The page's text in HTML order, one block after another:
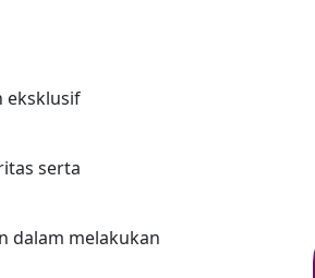
eksklusif
serta
dalam melakukan